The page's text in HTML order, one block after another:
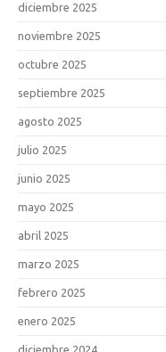
diciembre 2025
noviembre 2025
octubre 2025
septiembre 2025
agosto 2025
julio 2025
junio 2025
mayo 2025
abril 2025
marzo 2025
febrero 2025
enero 2025
diciembre 2024